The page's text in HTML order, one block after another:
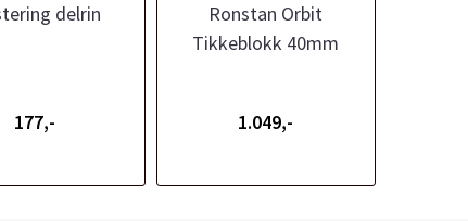
delrin
177,-
Ronstan Orbit
Tikkeblokk 40mm
1.049,-